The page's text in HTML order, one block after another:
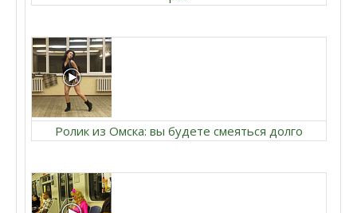
Ролик из Омска: вы будете смеяться долго